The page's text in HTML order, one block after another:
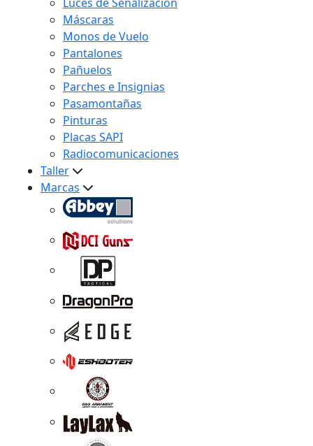
Máscaras
Monos de Vuelo
Pantalones
Pañuelos
Parches e Insignias
Pasamontañas
Pinturas
Placas SAPI
Radiocomunicaciones
Taller
Marcas